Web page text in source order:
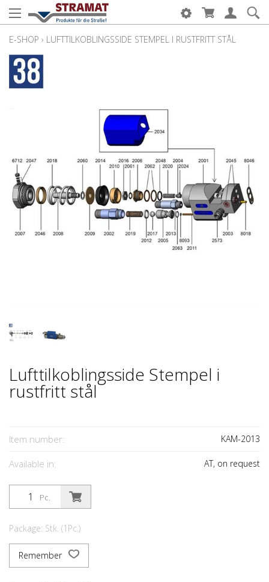
E-SHOP › LUFTTILKOBLINGSSIDE STEMPEL I RUSTFRITT STÅL
Lufttilkoblingsside Stempel i
rustfritt stål
Item number: KAM-2013
Available in: AT, on request
Pc.
Package: Stk. (1Pc.)
Remember